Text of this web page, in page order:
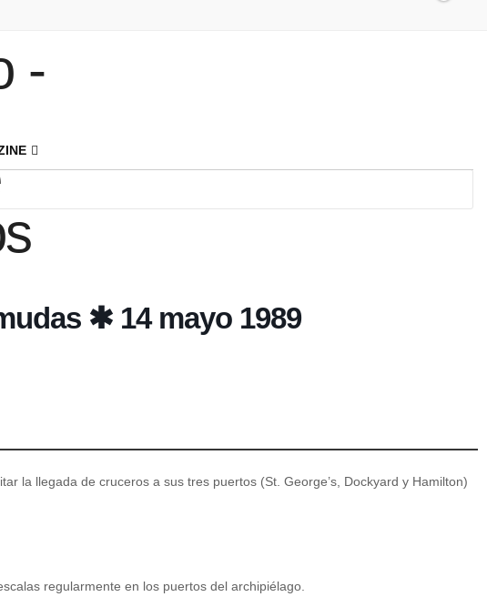
✱ 14 mayo 1989
la llegada de cruceros a sus tres puertos (St. George’s, Dockyard y Hamilton)
regularmente en los puertos del archipiélago.